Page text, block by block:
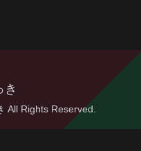
き
All Rights Reserved.